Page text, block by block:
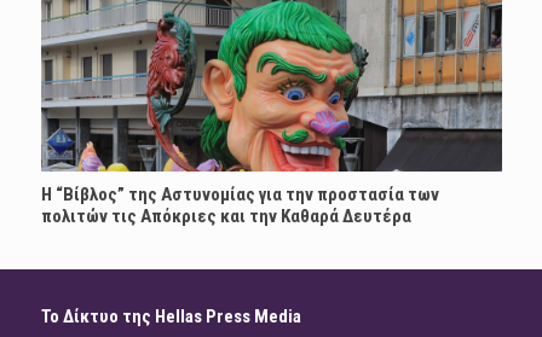
Η “Βίβλος” της Αστυνομίας για την προστασία των
πολιτών τις Απόκριες και την Καθαρά Δευτέρα
Το Δίκτυο της Hellas Press Media